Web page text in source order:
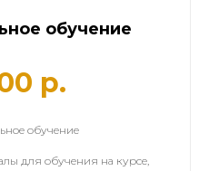
обучение
р.
обучение
для обучения на курсе,